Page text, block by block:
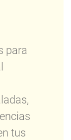
para
tus